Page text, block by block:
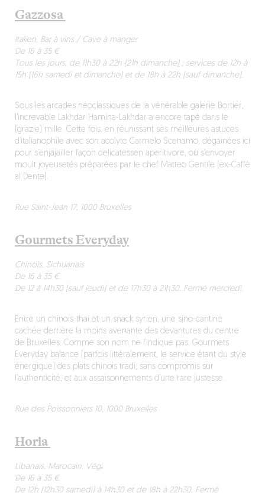
Gazzosa
Italien, Bar à vins / Cave à manger
De 16 à 35 €
Tous les jours, de 11h30 à 22h (21h dimanche) ; services de 12h à
15h (16h samedi et dimanche) et de 18h à 22h (sauf dimanche).
Sous les arcades néoclassiques de la vénérable galerie Bortier,
l’increvable Lakhdar Hamina-Lakhdar a encore tapé dans le
(grazie) mille. Cette fois, en réunissant ses meilleures astuces
d’italianophile avec son acolyte Carmelo Scenamo, dégainées ici
pour s’enjajailler façon delicatessen aperitivore, où s’envoyer
moult joyeusetés préparées par le chef Matteo Gentile (ex-Caffè
al Dente).
Rue Saint-Jean 17, 1000 Bruxelles
Gourmets Everyday
Chinois, Sichuanais
De 16 à 35 €
De 12 à 14h30 (sauf jeudi) et de 17h30 à 21h30. Fermé mercredi.
Entre un chinois-thaï et un snack syrien, une sino-cantine
cachée derrière la moins avenante des devantures du centre
de Bruxelles. Comme son nom ne l’indique pas, Gourmets
Everyday balance (parfois littéralement, le service étant du style
énergique) des plats chinois tradi, sans compromis sur
l’authenticité, et aux assaisonnements d’une rare justesse.
Rue des Poissonniers 10, 1000 Bruxelles
Horia
Libanais, Marocain, Végi
De 16 à 35 €
De 12h (12h30 samedi) à 14h30 et de 18h à 22h30. Fermé